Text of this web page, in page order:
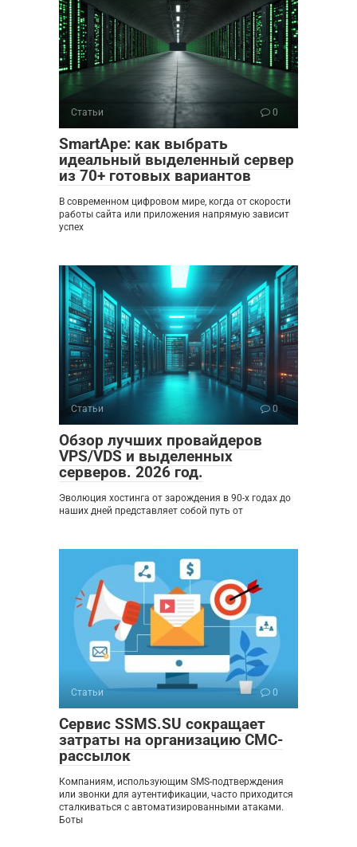
Статьи 0
SmartApe: как выбрать
идеальный выделенный сервер
из 70+ готовых вариантов
В современном цифровом мире, когда от скорости
работы сайта или приложения напрямую зависит
успех
Статьи 0
Обзор лучших провайдеров
VPS/VDS и выделенных
серверов. 2026 год.
Эволюция хостинга от зарождения в 90-х годах до
наших дней представляет собой путь от
Статьи 0
Сервис SSMS.SU сокращает
затраты на организацию СМС-
рассылок
Компаниям, использующим SMS-подтверждения
или звонки для аутентификации, часто приходится
сталкиваться с автоматизированными атаками.
Боты